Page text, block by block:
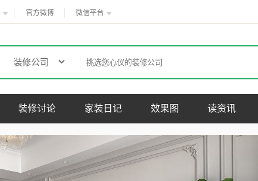
官方微博 微信平台
装修公司
装修讨论 家装日记 效果图 读资讯